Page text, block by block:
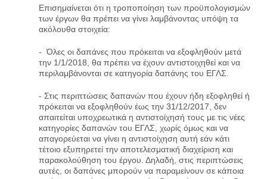
Επισημαίνεται ότι η τροποποίηση των προϋπολογισμών
των έργων θα πρέπει να γίνει λαμβάνοντας υπόψη τα
ακόλουθα στοιχεία:
- Όλες οι δαπάνες που πρόκειται να εξοφληθούν μετά
την 1/1/2018, θα πρέπει να έχουν αντιστοιχηθεί και να
περιλαμβάνονται σε κατηγορία δαπάνης του ΕΓΛΣ.
- Στις περιπτώσεις δαπανών που έχουν ήδη εξοφληθεί ή
πρόκειται να εξοφληθούν έως την 31/12/2017, δεν
απαιτείται υποχρεωτικά η αντιστοίχησή τους με τις νέες
κατηγορίες δαπανών του ΕΓΛΣ, χωρίς όμως και να
απαγορεύεται να γίνει η αντιστοίχηση αυτή εάν κάτι
τέτοιο εξυπηρετεί την αποτελεσματική διαχείριση και
παρακολούθηση του έργου. Δηλαδή, στις περιπτώσεις
αυτές, οι δαπάνες μπορούν να παραμείνουν σε κάποια